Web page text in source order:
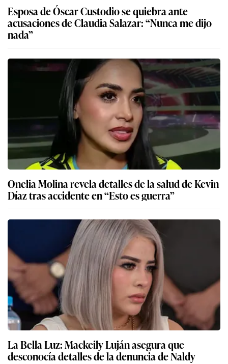
Esposa de Óscar Custodio se quiebra ante
acusaciones de Claudia Salazar: “Nunca me dijo
nada”
Onelia Molina revela detalles de la salud de Kevin
Díaz tras accidente en “Esto es guerra”
La Bella Luz: Mackeily Luján asegura que
desconocía detalles de la denuncia de Naldy